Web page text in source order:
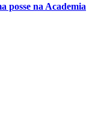
na Academia